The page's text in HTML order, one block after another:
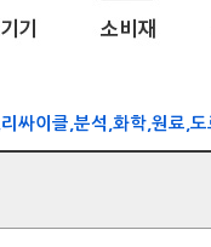
싸이클,분석,화학,원료,도